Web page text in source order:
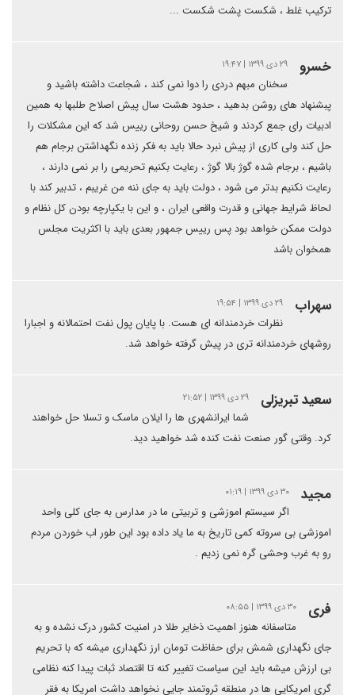
ترکیب غلط ، شکست پشت شکست ...
خسرو ۲۹ دی ۱۳۹۹ | ۱۹:۴۷
سخنان مبهم دردی را دوا نمی کند ، شجاعت داشته باشید و
پبشنهاد های روشن بدهید ، حدود هشت سال پیش اصلاح طلبها به همین
ادبیات رای جمع کردند و شیخ حسن روحانی رییس شد که این مشکلات را
حل کند ولی کاری از پیش نبرد حالا باید به فکر زنده نگهداشتن برجام هم
باشیم ، برجام شده گوژ بالا گوژ ، رعایت بکنیم تحریمی را بر نمی دارند ،
رعایت نکنیم بدتر می شود ، دولت باید به جای ننه من غریبم ، تدبیر کند با
لحاظ شرایط جهانی و قدرت واقعی ایران ، و این با یکپارچه بودن کل نظام و
دولت ممکن خواهد بود پس رییس جمهور بعدی باید با اکثریت مجلس
همخوان باشد
سهراب ۲۹ دی ۱۳۹۹ | ۱۹:۵۴
نظرات خردمندانه ای هست. با پایان پول نفت احتمالانه و اجبارا
روشهای خردمندانه تری در پیش گرفته خواهد شد.
سعید تبریزلی ۲۹ دی ۱۳۹۹ | ۲۱:۵۲
شما ایرانشهری ها را ایلان ماسک و تسلا حل خواهند
کرد. وقتی گور صنعت نفت کنده شد خواهید دید.
مجید ۳۰ دی ۱۳۹۹ | ۰۱:۱۹
اگر سیستم اموزشی و تربیتی ما در مدارس به جای کلی واحد
اموزشی بی سروته کمی تاریخ به ما یاد داده بود این طور اب خوردن مردم
رو به غرب وحشی گره نمی زدیم .
فری ۳۰ دی ۱۳۹۹ | ۰۸:۵۵
متاسفانه هنوز اهمیت ذخایر طلا در امنیت کشور درک نشده و به
جای نگهداری شمش برای حفاظت تومان ارز نگهداری میشه که با تحریم
بی ارزش میشه باید این سیاست تغییر کنه تا اقتصاد ثبات پیدا کنه نظامی
گری امریکایی ها در منطقه ثروتمند جایی نخواهد داشت امریکا به فقر